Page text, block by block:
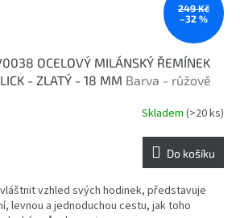
249 Kč
–32 %
OCELOVÝ MILÁNSKÝ ŘEMÍNEK
- ZLATÝ - 18 MM Barva - růžově
Skladem (>20 ks)
Do košíku
vzhled svých hodinek, představuje
levnou a jednoduchou cestu, jak toho